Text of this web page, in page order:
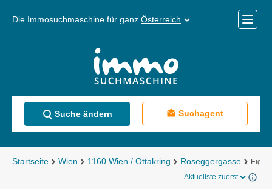
Die Immosuchmaschine für ganz Österreich
Menü
Suche ändern Suchagent
Startseite Wien 1160 Wien / Ottakring Roseggergasse
Aktuellste zuerst